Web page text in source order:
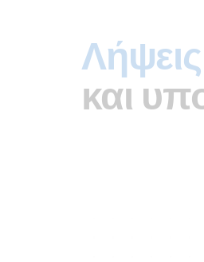
Λήψεις
και